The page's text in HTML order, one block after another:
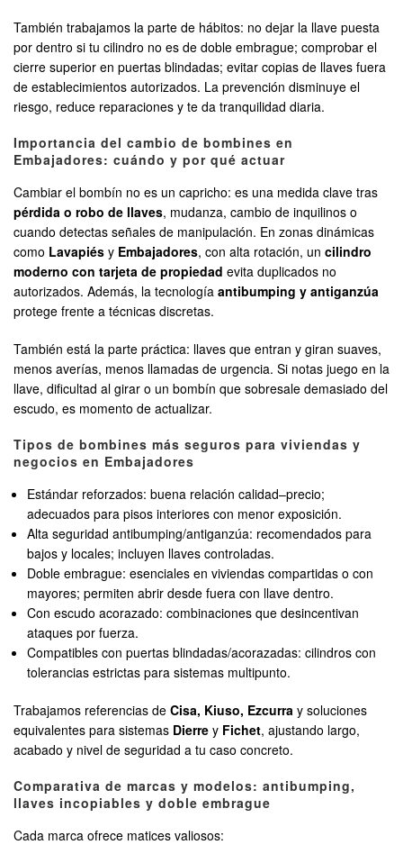
También trabajamos la parte de hábitos: no dejar la llave puesta
por dentro si tu cilindro no es de doble embrague; comprobar el
cierre superior en puertas blindadas; evitar copias de llaves fuera
de establecimientos autorizados. La prevención disminuye el
riesgo, reduce reparaciones y te da tranquilidad diaria.
Importancia del cambio de bombines en
Embajadores: cuándo y por qué actuar
Cambiar el bombín no es un capricho: es una medida clave tras
pérdida o robo de llaves, mudanza, cambio de inquilinos o
cuando detectas señales de manipulación. En zonas dinámicas
como Lavapiés y Embajadores, con alta rotación, un cilindro
moderno con tarjeta de propiedad evita duplicados no
autorizados. Además, la tecnología antibumping y antiganzúa
protege frente a técnicas discretas.
También está la parte práctica: llaves que entran y giran suaves,
menos averías, menos llamadas de urgencia. Si notas juego en la
llave, dificultad al girar o un bombín que sobresale demasiado del
escudo, es momento de actualizar.
Tipos de bombines más seguros para viviendas y
negocios en Embajadores
Estándar reforzados: buena relación calidad–precio;
adecuados para pisos interiores con menor exposición.
Alta seguridad antibumping/antiganzúa: recomendados para
bajos y locales; incluyen llaves controladas.
Doble embrague: esenciales en viviendas compartidas o con
mayores; permiten abrir desde fuera con llave dentro.
Con escudo acorazado: combinaciones que desincentivan
ataques por fuerza.
Compatibles con puertas blindadas/acorazadas: cilindros con
tolerancias estrictas para sistemas multipunto.
Trabajamos referencias de Cisa, Kiuso, Ezcurra y soluciones
equivalentes para sistemas Dierre y Fichet, ajustando largo,
acabado y nivel de seguridad a tu caso concreto.
Comparativa de marcas y modelos: antibumping,
llaves incopiables y doble embrague
Cada marca ofrece matices valiosos: